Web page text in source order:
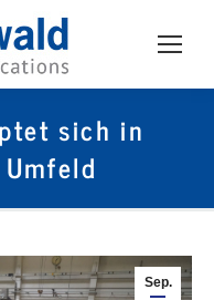
sich in
Sep.